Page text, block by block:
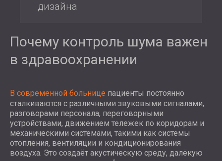
дизайна
Почему контроль шума важен
в здравоохранении
В современной больнице пациенты постоянно
сталкиваются с различными звуковыми сигналами,
разговорами персонала, переговорными
устройствами, движением тележек по коридорам и
механическими системами, такими как системы
отопления, вентиляции и кондиционирования
воздуха. Это создаёт акустическую среду, далёкую